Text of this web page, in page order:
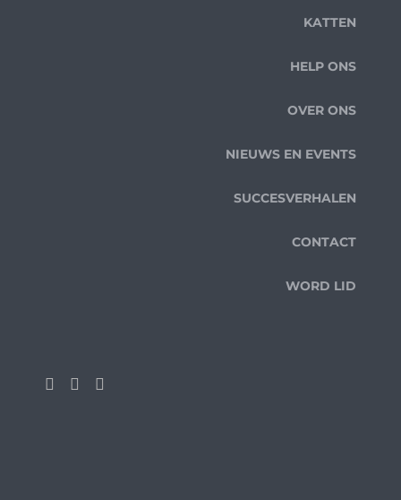
KATTEN
HELP ONS
OVER ONS
NIEUWS EN EVENTS
SUCCESVERHALEN
CONTACT
WORD LID